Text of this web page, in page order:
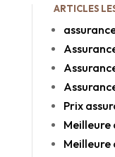
ARTICLES
Prix
Meilleure
Meilleure